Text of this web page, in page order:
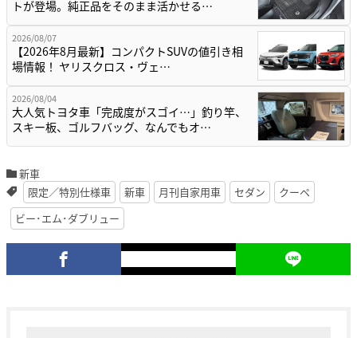
トが登場。純正品をそのまま活かせる…
2026/08/07
【2026年8月最新】コンパクトSUVの値引き相
場情報！ ヤリスクロス・ヴェ…
2026/08/04
大人気トヨタ車「完成度がスゴイ…」釣り竿、
スキー板、ゴルフバッグ、なんでもオ…
新車
限定／特別仕様車
新車 月刊自家用車 セダン
クーペ
ビー･エム･ダブリュー